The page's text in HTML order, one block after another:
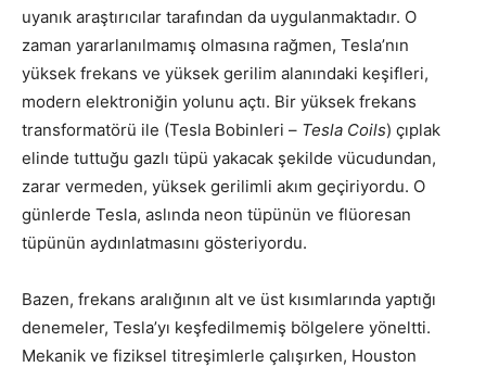
uyanık araştırıcılar tarafından da uygulanmaktadır. O
zaman yararlanılmamış olmasına rağmen, Tesla’nın
yüksek frekans ve yüksek gerilim alanındaki keşifleri,
modern elektroniğin yolunu açtı. Bir yüksek frekans
transformatörü ile (Tesla Bobinleri – Tesla Coils) çıplak
elinde tuttuğu gazlı tüpü yakacak şekilde vücudundan,
zarar vermeden, yüksek gerilimli akım geçiriyordu. O
günlerde Tesla, aslında neon tüpünün ve flüoresan
tüpünün aydınlatmasını gösteriyordu.
Bazen, frekans aralığının alt ve üst kısımlarında yaptığı
denemeler, Tesla’yı keşfedilmemiş bölgelere yöneltti.
Mekanik ve fiziksel titreşimlerle çalışırken, Houston